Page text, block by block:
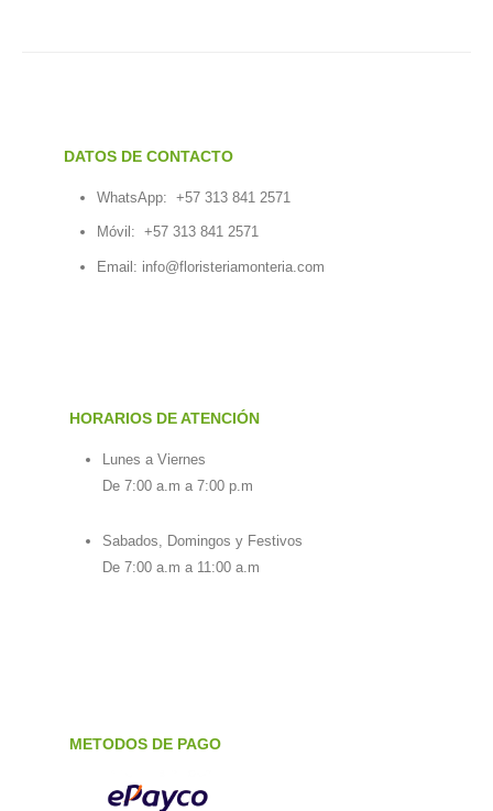
DATOS DE CONTACTO
WhatsApp: +57 313 841 2571
Móvil: +57 313 841 2571
Email: info@floristeriamonteria.com
HORARIOS DE ATENCIÓN
Lunes a Viernes
De 7:00 a.m a 7:00 p.m
Sabados, Domingos y Festivos
De 7:00 a.m a 11:00 a.m
METODOS DE PAGO